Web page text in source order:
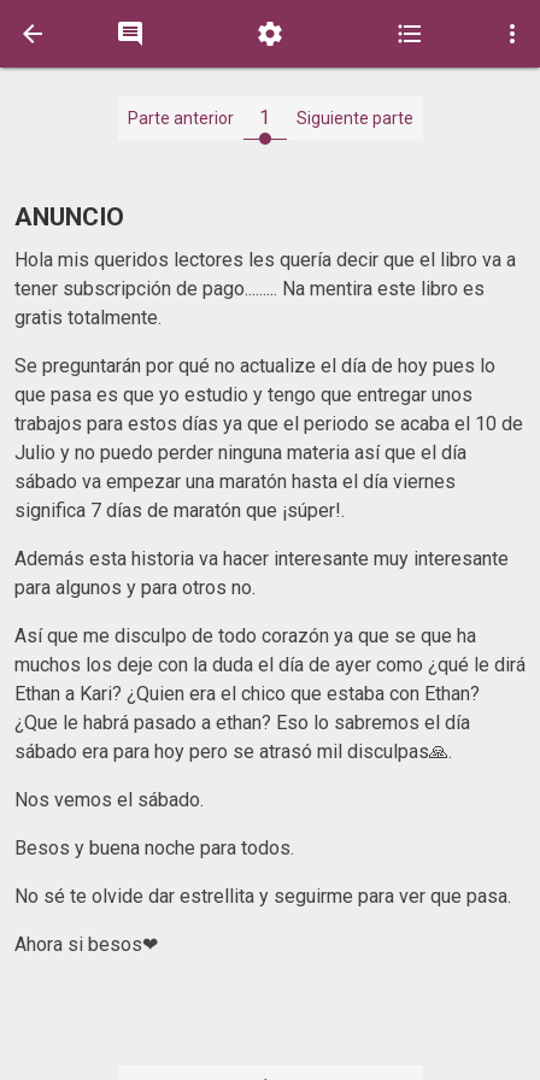
    
Parte anterior 1 Siguiente parte
ANUNCIO
Hola mis queridos lectores les quería decir que el libro va a
tener subscripción de pago......... Na mentira este libro es
gratis totalmente.
Se preguntarán por qué no actualize el día de hoy pues lo
que pasa es que yo estudio y tengo que entregar unos
trabajos para estos días ya que el periodo se acaba el 10 de
Julio y no puedo perder ninguna materia así que el día
sábado va empezar una maratón hasta el día viernes
significa 7 días de maratón que ¡súper!.
Además esta historia va hacer interesante muy interesante
para algunos y para otros no.
Así que me disculpo de todo corazón ya que se que ha
muchos los deje con la duda el día de ayer como ¿qué le dirá
Ethan a Kari? ¿Quien era el chico que estaba con Ethan?
¿Que le habrá pasado a ethan? Eso lo sabremos el día
sábado era para hoy pero se atrasó mil disculpas🙏.
Nos vemos el sábado.
Besos y buena noche para todos.
No sé te olvide dar estrellita y seguirme para ver que pasa.
Ahora si besos❤